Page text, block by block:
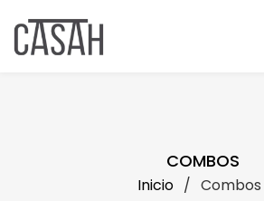
COMBOS
Inicio / Combos